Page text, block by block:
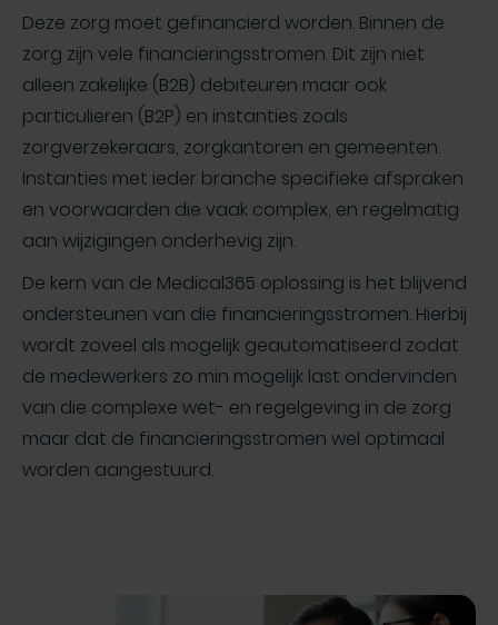
Deze zorg moet gefinancierd worden. Binnen de
zorg zijn vele financieringsstromen. Dit zijn niet
alleen zakelijke (B2B) debiteuren maar ook
particulieren (B2P) en instanties zoals
zorgverzekeraars, zorgkantoren en gemeenten.
Instanties met ieder branche specifieke afspraken
en voorwaarden die vaak complex, en regelmatig
aan wijzigingen onderhevig zijn.
De kern van de Medical365 oplossing is het blijvend
ondersteunen van die financieringsstromen. Hierbij
wordt zoveel als mogelijk geautomatiseerd zodat
de medewerkers zo min mogelijk last ondervinden
van die complexe wet- en regelgeving in de zorg
maar dat de financieringsstromen wel optimaal
worden aangestuurd.